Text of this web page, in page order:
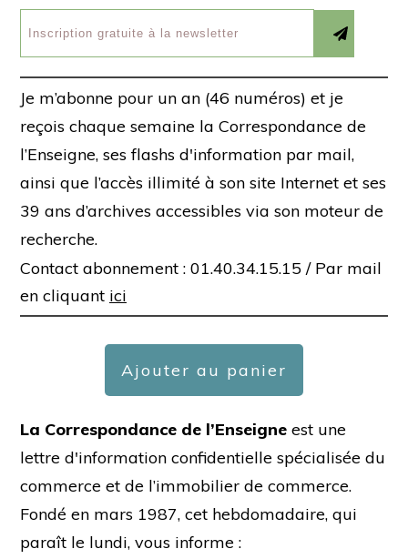
Je m’abonne pour un an (46 numéros) et je
reçois chaque semaine la Correspondance de
l’Enseigne, ses flashs d'information par mail,
ainsi que l’accès illimité à son site Internet et ses
39 ans d’archives accessibles via son moteur de
recherche.
Contact abonnement : 01.40.34.15.15 / Par mail
en cliquant ici
Ajouter au panier
La Correspondance de l’Enseigne est une
lettre d'information confidentielle spécialisée du
commerce et de l’immobilier de commerce.
Fondé en mars 1987, cet hebdomadaire, qui
paraît le lundi, vous informe :